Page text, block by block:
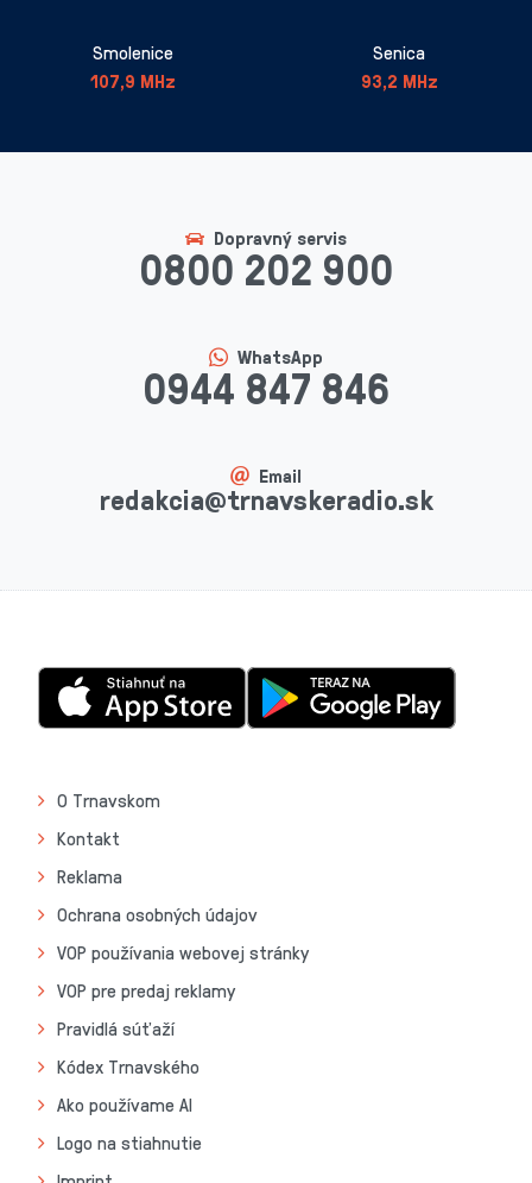
Smolenice
107,9 MHz
Senica
93,2 MHz
Dopravný servis
0800 202 900
WhatsApp
0944 847 846
Email
redakcia@trnavskeradio.sk
O Trnavskom
Kontakt
Reklama
Ochrana osobných údajov
VOP používania webovej stránky
VOP pre predaj reklamy
Pravidlá súťaží
Kódex Trnavského
Ako používame AI
Logo na stiahnutie